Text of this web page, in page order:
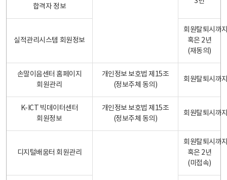
합격자 정보
실적관리시스템 회원정보
회원탈퇴시까
혹은 2년
(재동의)
손말이음센터 홈페이지
회원관리
개인정보 보호법 제15조
(정보주체 동의)
회원탈퇴시까
K-ICT 빅데이터센터
회원정보
개인정보 보호법 제15조
(정보주체 동의)
회원탈퇴시까
디지털배움터 회원관리
회원탈퇴시까
혹은 2년
(미접속)